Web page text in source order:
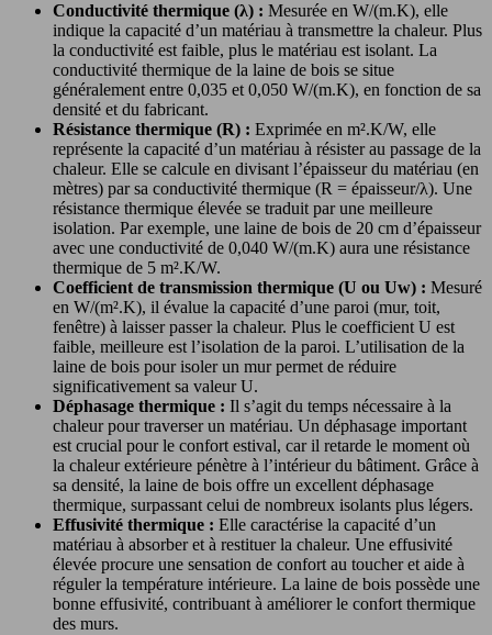
Conductivité thermique (λ) : Mesurée en W/(m.K), elle
indique la capacité d’un matériau à transmettre la chaleur. Plus
la conductivité est faible, plus le matériau est isolant. La
conductivité thermique de la laine de bois se situe
généralement entre 0,035 et 0,050 W/(m.K), en fonction de sa
densité et du fabricant.
Résistance thermique (R) : Exprimée en m².K/W, elle
représente la capacité d’un matériau à résister au passage de la
chaleur. Elle se calcule en divisant l’épaisseur du matériau (en
mètres) par sa conductivité thermique (R = épaisseur/λ). Une
résistance thermique élevée se traduit par une meilleure
isolation. Par exemple, une laine de bois de 20 cm d’épaisseur
avec une conductivité de 0,040 W/(m.K) aura une résistance
thermique de 5 m².K/W.
Coefficient de transmission thermique (U ou Uw) : Mesuré
en W/(m².K), il évalue la capacité d’une paroi (mur, toit,
fenêtre) à laisser passer la chaleur. Plus le coefficient U est
faible, meilleure est l’isolation de la paroi. L’utilisation de la
laine de bois pour isoler un mur permet de réduire
significativement sa valeur U.
Déphasage thermique : Il s’agit du temps nécessaire à la
chaleur pour traverser un matériau. Un déphasage important
est crucial pour le confort estival, car il retarde le moment où
la chaleur extérieure pénètre à l’intérieur du bâtiment. Grâce à
sa densité, la laine de bois offre un excellent déphasage
thermique, surpassant celui de nombreux isolants plus légers.
Effusivité thermique : Elle caractérise la capacité d’un
matériau à absorber et à restituer la chaleur. Une effusivité
élevée procure une sensation de confort au toucher et aide à
réguler la température intérieure. La laine de bois possède une
bonne effusivité, contribuant à améliorer le confort thermique
des murs.